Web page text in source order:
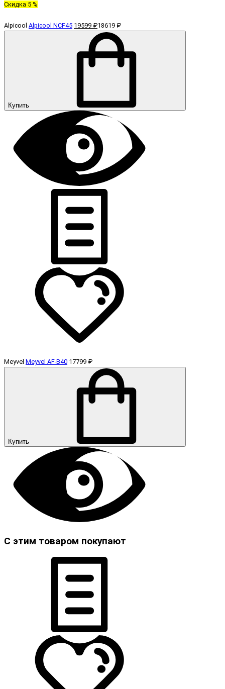
Скидка 5 %
Alpicool Alpicool NCF45 19599 ₽18619 ₽
Купить
Meyvel Meyvel AF-B40 17799 ₽
Купить
С этим товаром покупают